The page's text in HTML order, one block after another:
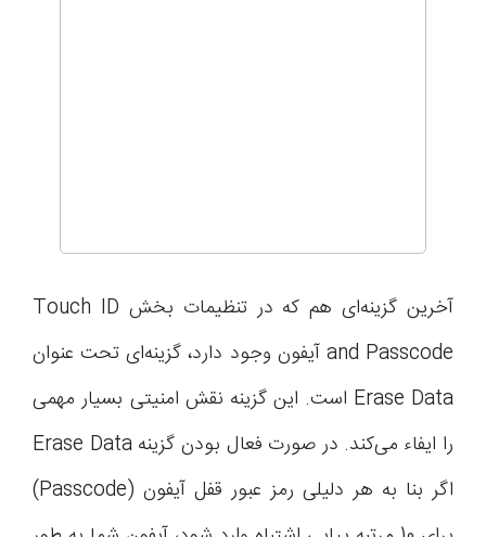
آخرین گزینه‌ای هم که در تنظیمات بخش Touch ID
and Passcode آیفون وجود دارد، گزینه‌ای تحت عنوان
Erase Data است. این گزینه نقش امنیتی بسیار مهمی
را ایفاء می‌کند. در صورت فعال بودن گزینه Erase Data
اگر بنا به هر دلیلی رمز عبور قفل آیفون (Passcode)